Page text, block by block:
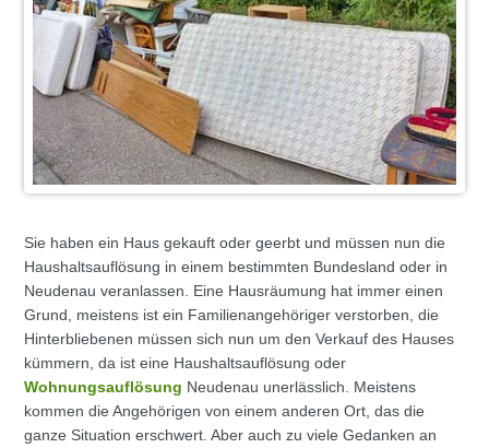
Sie haben ein Haus gekauft oder geerbt und müssen nun die
Haushaltsauflösung in einem bestimmten Bundesland oder in
Neudenau veranlassen. Eine Hausräumung hat immer einen
Grund, meistens ist ein Familienangehöriger verstorben, die
Hinterbliebenen müssen sich nun um den Verkauf des Hauses
kümmern, da ist eine Haushaltsauflösung oder
Wohnungsauflösung Neudenau unerlässlich. Meistens
kommen die Angehörigen von einem anderen Ort, das die
ganze Situation erschwert. Aber auch zu viele Gedanken an